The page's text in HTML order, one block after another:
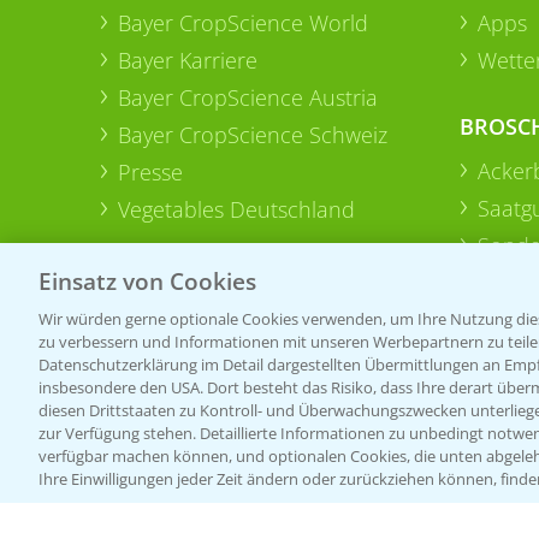
Bayer CropScience World
Bayer Karriere
Bayer CropScience Austria
Bayer CropScience Schweiz
Presse
Vegetables Deutschland
Apps
Einsatz von Cookies
Wir würden gerne optionale Cookies verwenden, um Ihre Nutzung
zu verbessern und Informationen mit unseren Werbepartnern zu
Datenschutzerklärung im Detail dargestellten Übermittlungen an
insbesondere den USA. Dort besteht das Risiko, dass Ihre derart
diesen Drittstaaten zu Kontroll- und Überwachungszwecken
zur Verfügung stehen. Detaillierte Informationen zu unbedingt
verfügbar machen können, und optionalen Cookies, die unten
Ihre Einwilligungen jeder Zeit ändern oder zurückziehen können,